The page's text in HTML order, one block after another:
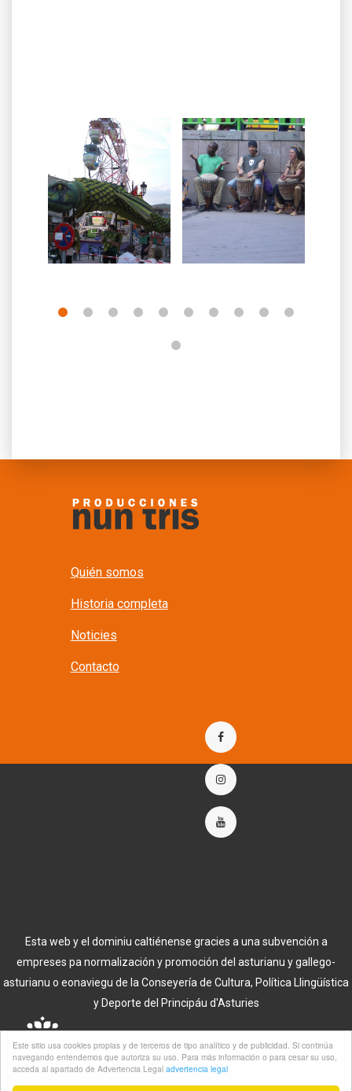
Este sitio usa cookies propias y de terceros de tipo analítico y de publicidad. Si continúa
navegando entendemos que autoriza su uso. Para más información o para cesar su uso,
acceda al apartado de Advertencia Legal advertencia legal
Quién somos
Historia completa
Noticies
Contacto
Esta web y el dominiu caltiénense gracies a una subvención a
empreses pa normalización y promoción del asturianu y gallego-
asturianu o eonaviegu de la Conseyería de Cultura, Política Llingüística
y Deporte del Principáu d'Asturies